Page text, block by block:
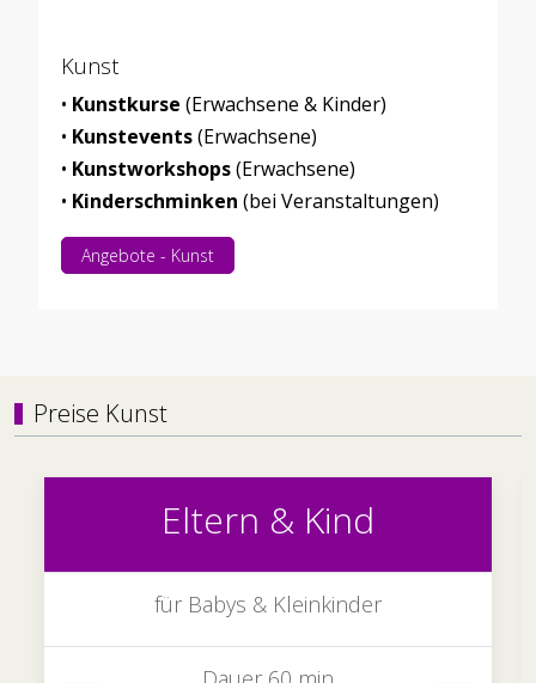
Kunst
• Kunstkurse (Erwachsene & Kinder)
• Kunstevents(Erwachsene)
• Kunstworkshops(Erwachsene)
• Kinderschminken (bei Veranstaltungen)
Angebote - Kunst
Preise Kunst
Eltern & Kind
für Babys & Kleinkinder